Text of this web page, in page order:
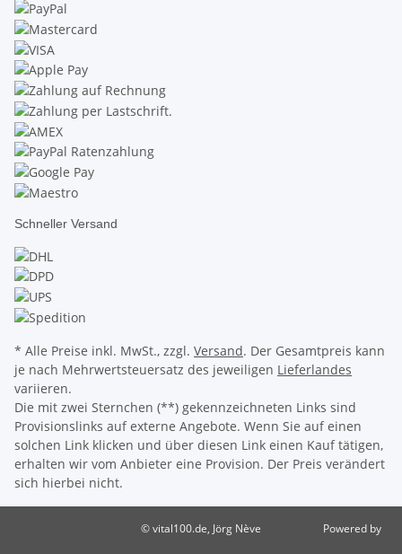
Schneller Versand
* Alle Preise inkl. MwSt., zzgl. Versand. Der Gesamtpreis kann
je nach Mehrwertsteuersatz des jeweiligen Lieferlandes
variieren.
Die mit zwei Sternchen (**) gekennzeichneten Links sind
Provisionslinks auf externe Angebote. Wenn Sie auf einen
solchen Link klicken und über diesen Link einen Kauf tätigen,
erhalten wir vom Anbieter eine Provision. Der Preis verändert
sich hierbei nicht.
© vital100.de, Jörg Nève
Powered by